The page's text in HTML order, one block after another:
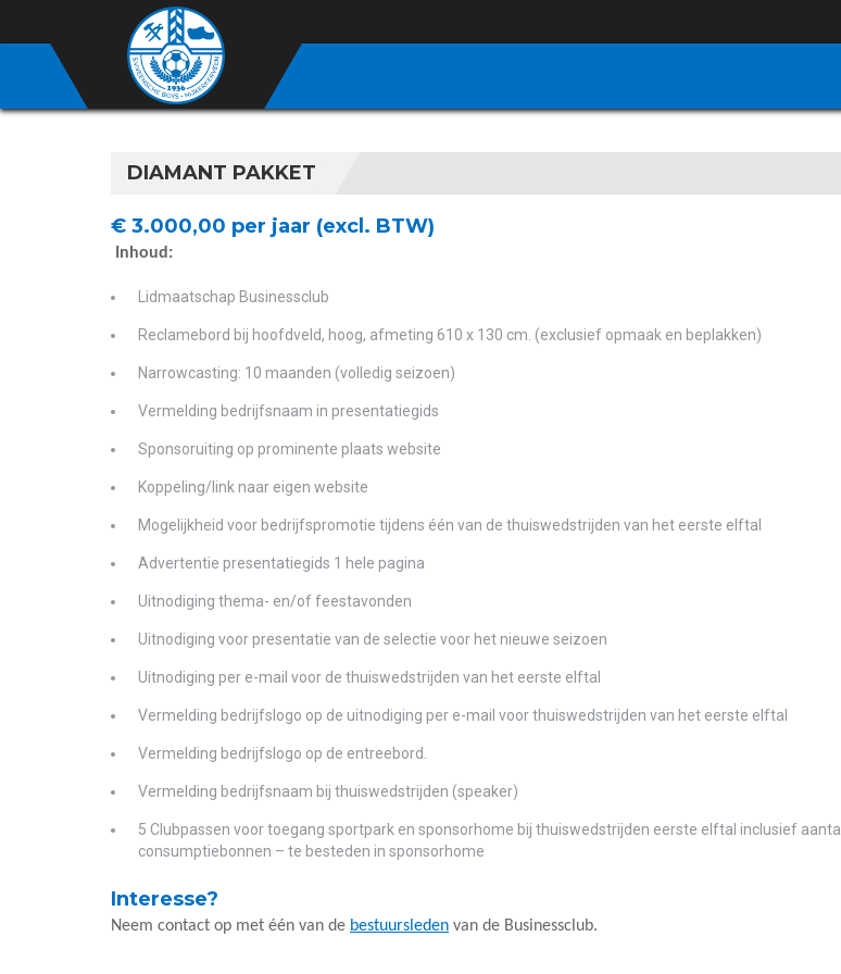
DIAMANT PAKKET
€ 3.000,00 per jaar (excl. BTW)
Inhoud:
Lidmaatschap Businessclub
Reclamebord bij hoofdveld, hoog, afmeting 610 x 130 cm. (exclusief opmaak en beplakken)
Narrowcasting: 10 maanden (volledig seizoen)
Vermelding bedrijfsnaam in presentatiegids
Sponsoruiting op prominente plaats website
Koppeling/link naar eigen website
Mogelijkheid voor bedrijfspromotie tijdens één van de thuiswedstrijden van het eerste elftal
Advertentie presentatiegids 1 hele pagina
Uitnodiging thema- en/of feestavonden
Uitnodiging voor presentatie van de selectie voor het nieuwe seizoen
Uitnodiging per e-mail voor de thuiswedstrijden van het eerste elftal
Vermelding bedrijfslogo op de uitnodiging per e-mail voor thuiswedstrijden van het eerste elftal
Vermelding bedrijfslogo op de entreebord.
Vermelding bedrijfsnaam bij thuiswedstrijden (speaker)
5 Clubpassen voor toegang sportpark en sponsorhome bij thuiswedstrijden eerste elftal inclusief aantal
consumptiebonnen – te besteden in sponsorhome
Interesse?
Neem contact op met één van de bestuursleden van de Businessclub.